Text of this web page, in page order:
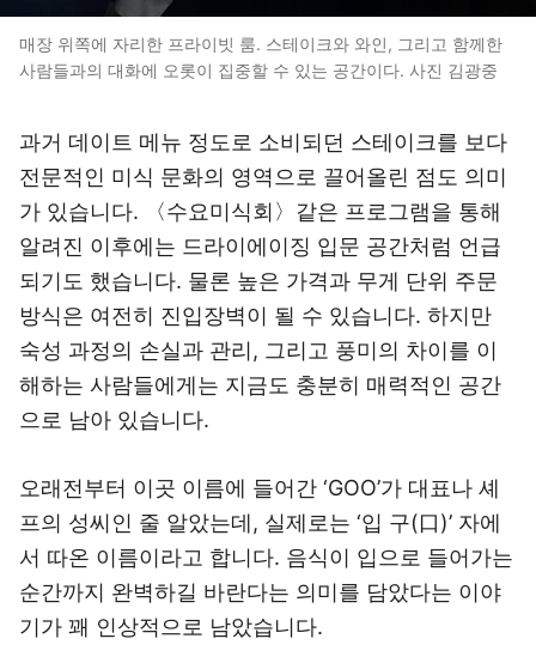
매장 위쪽에 자리한 프라이빗 룸. 스테이크와 와인, 그리고 함께한
사람들과의 대화에 오롯이 집중할 수 있는 공간이다. 사진 김광중
과거 데이트 메뉴 정도로 소비되던 스테이크를 보다
전문적인 미식 문화의 영역으로 끌어올린 점도 의미
가 있습니다. 〈수요미식회〉같은 프로그램을 통해
알려진 이후에는 드라이에이징 입문 공간처럼 언급
되기도 했습니다. 물론 높은 가격과 무게 단위 주문
방식은 여전히 진입장벽이 될 수 있습니다. 하지만
숙성 과정의 손실과 관리, 그리고 풍미의 차이를 이
해하는 사람들에게는 지금도 충분히 매력적인 공간
으로 남아 있습니다.
오래전부터 이곳 이름에 들어간 ‘GOO’가 대표나 셰
프의 성씨인 줄 알았는데, 실제로는 ‘입 구(口)’ 자에
서 따온 이름이라고 합니다. 음식이 입으로 들어가는
순간까지 완벽하길 바란다는 의미를 담았다는 이야
기가 꽤 인상적으로 남았습니다.